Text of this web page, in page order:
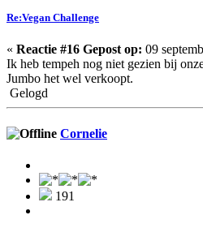
Re:Vegan Challenge
« Reactie #16 Gepost op: 09
Ik heb tempeh nog niet gezien bij
Jumbo het wel verkoopt.
Gelogd
Cornelie
191